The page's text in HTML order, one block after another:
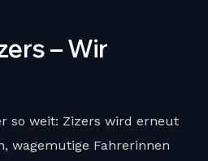
– Wir
so weit: Zizers wird erneut
wagemutige Fahrerinnen